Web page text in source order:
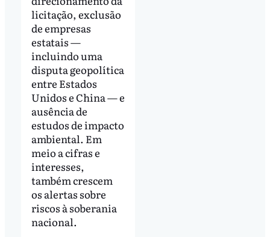
licitação, exclusão
de empresas
estatais —
incluindo uma
disputa geopolítica
entre Estados
Unidos e China — e
ausência de
estudos de impacto
ambiental. Em
meio a cifras e
interesses,
também crescem
os alertas sobre
riscos à soberania
nacional.